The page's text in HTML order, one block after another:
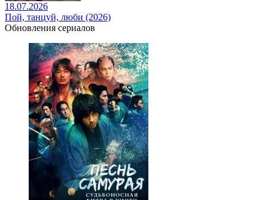
18.07.2026
Пой, танцуй, люби (2026)
Обновления сериалов